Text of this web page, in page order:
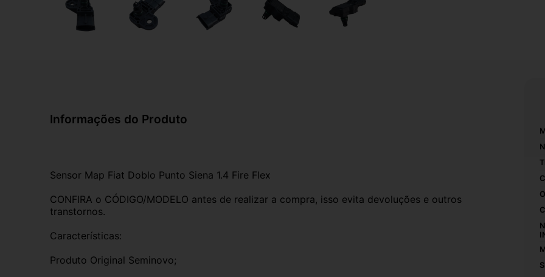
Informações do Produto
Sensor Map Fiat Doblo Punto Siena 1.4 Fire Flex
CONFIRA o CÓDIGO/MODELO antes de realizar a compra, isso evita devoluções e outros
transtornos.
Características:
Produto Original Seminovo;